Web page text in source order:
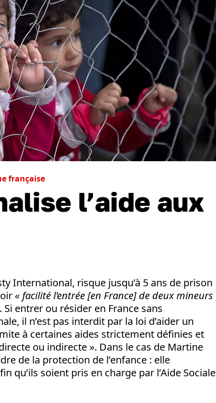
française
l’aide aux
International, risque jusqu’à 5 ans de prison
« facilité l’entrée [en France] de deux mineurs
. Si entrer ou résider en France sans
il n’est pas interdit par la loi d’aider un
à certaines aides strictement définies et
ou indirecte ». Dans le cas de Martine
de la protection de l’enfance : elle
qu’ils soient pris en charge par l’Aide Sociale